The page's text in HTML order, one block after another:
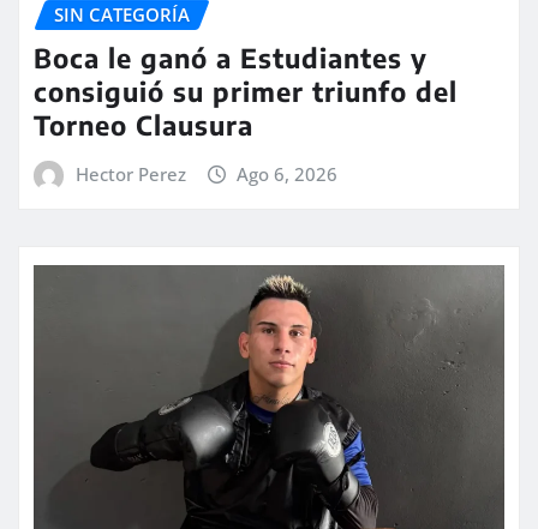
SIN CATEGORÍA
Boca le ganó a Estudiantes y
consiguió su primer triunfo del
Torneo Clausura
Hector Perez Ago 6, 2026